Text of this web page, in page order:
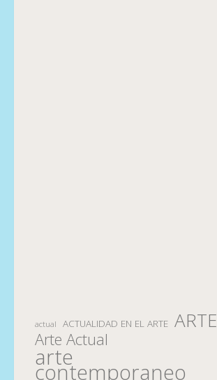
actual ACTUALIDAD EN EL ARTE ARTE
Arte Actual
arte
contemporaneo